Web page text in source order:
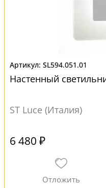
SL594.051.01
Настенный
ST Luce (Италия)
6 480 ₽